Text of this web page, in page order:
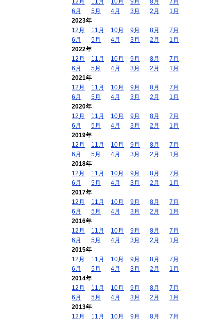
6月
5月 4月 3月 2月
1月
2023年
12月
11月 10月 9月 8月
7月
6月
5月 4月 3月 2月
1月
2022年
12月
11月 10月 9月 8月
7月
6月
5月 4月 3月 2月
1月
2021年
12月
11月 10月 9月 8月
7月
6月
5月 4月 3月 2月
1月
2020年
12月
11月 10月 9月 8月
7月
6月
5月 4月 3月 2月
1月
2019年
12月
11月 10月 9月 8月
7月
6月
5月 4月 3月 2月
1月
2018年
12月
11月 10月 9月 8月
7月
6月
5月 4月 3月 2月
1月
2017年
12月
11月 10月 9月 8月
7月
6月
5月 4月 3月 2月
1月
2016年
12月
11月 10月 9月 8月
7月
6月
5月 4月 3月 2月
1月
2015年
12月
11月 10月 9月 8月
7月
6月
5月 4月 3月 2月
1月
2014年
12月
11月 10月 9月 8月
7月
6月
5月 4月 3月 2月
1月
2013年
12月
11月 10月 9月 8月 7月